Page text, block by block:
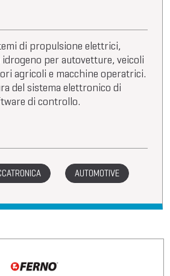
di propulsione elettrici,
per autovetture, veicoli
agricoli e macchine operatrici.
del sistema elettronico di
di controllo.
AUTOMOTIVE